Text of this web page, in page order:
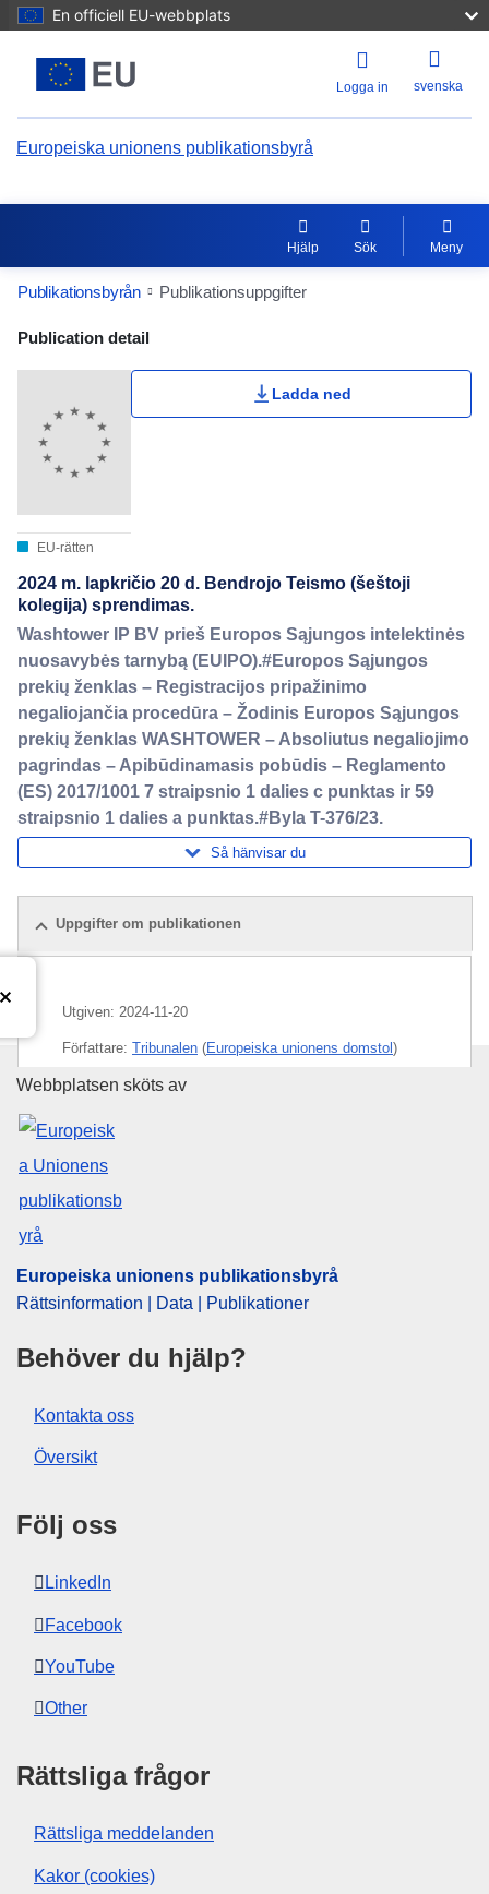
En officiell EU-webbplats
Logga in svenska
Europeiska unionens publikationsbyrå
Hjälp Sök Meny
Publikationsbyrån Publikationsuppgifter
Publication Detail Actions Portlet
Publication detail
EU-rätten
Ladda ned
2024 m. lapkričio 20 d. Bendrojo Teismo (šeštoji
kolegija) sprendimas.
Washtower IP BV prieš Europos Sąjungos intelektinės
nuosavybės tarnybą (EUIPO).#Europos Sąjungos
prekių ženklas – Registracijos pripažinimo
negaliojančia procedūra – Žodinis Europos Sąjungos
prekių ženklas WASHTOWER – Absoliutus negaliojimo
pagrindas – Apibūdinamasis pobūdis – Reglamento
(ES) 2017/1001 7 straipsnio 1 dalies c punktas ir 59
straipsnio 1 dalies a punktas.#Byla T-376/23.
Så hänvisar du
Uppgifter om publikationen
Utgiven: 2024-11-20
Författare: Tribunalen (Europeiska unionens domstol )
CELEX : 62023TJ0376
Europeiska unionens
Webbplatsen sköts av
Europeiska unionens publikationsbyrå
Rättsinformation | Data | Publikationer
Behöver du hjälp?
Kontakta oss
Översikt
Följ oss
LinkedIn
Facebook
YouTube
Other
Rättsliga frågor
Rättsliga meddelanden
Kakor (cookies)